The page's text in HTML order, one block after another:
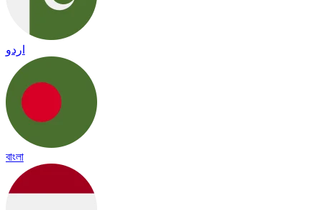
اردو
বাংলা